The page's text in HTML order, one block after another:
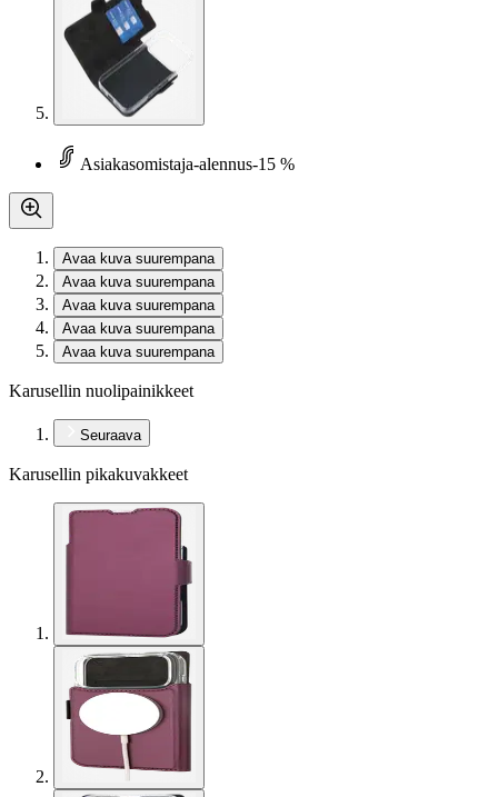
Asiakasomistaja-alennus-15 %
Avaa kuva suurempana
Avaa kuva suurempana
Avaa kuva suurempana
Avaa kuva suurempana
Avaa kuva suurempana
Karusellin nuolipainikkeet
Seuraava
Karusellin pikakuvakkeet